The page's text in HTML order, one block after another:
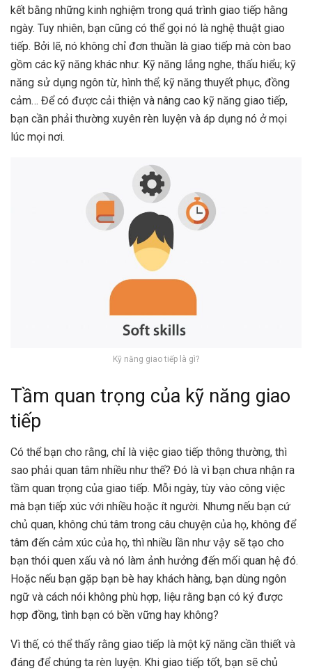
kết bằng những kinh nghiệm trong quá trình giao tiếp hằng
ngày. Tuy nhiên, bạn cũng có thể gọi nó là nghệ thuật giao
tiếp. Bởi lẽ, nó không chỉ đơn thuần là giao tiếp mà còn bao
gồm các kỹ năng khác như: Kỹ năng lắng nghe, thấu hiểu; kỹ
năng sử dụng ngôn từ, hình thể; kỹ năng thuyết phục, đồng
cảm… Để có được cải thiện và nâng cao kỹ năng giao tiếp,
bạn cần phải thường xuyên rèn luyện và áp dụng nó ở mọi
lúc mọi nơi.
Kỹ năng giao tiếp là gì?
Tầm quan trọng của kỹ năng giao
tiếp
Có thể bạn cho rằng, chỉ là việc giao tiếp thông thường, thì
sao phải quan tâm nhiều như thế? Đó là vì bạn chưa nhận ra
tầm quan trọng của giao tiếp. Mỗi ngày, tùy vào công việc
mà bạn tiếp xúc với nhiều hoặc ít người. Nhưng nếu bạn cứ
chủ quan, không chú tâm trong câu chuyện của họ, không để
tâm đến cảm xúc của họ, thì nhiều lần như vậy sẽ tạo cho
bạn thói quen xấu và nó làm ảnh hưởng đến mối quan hệ đó.
Hoặc nếu bạn gặp bạn bè hay khách hàng, bạn dùng ngôn
ngữ và cách nói không phù hợp, liệu rằng bạn có ký được
hợp đồng, tình bạn có bền vững hay không?
Vì thế, có thể thấy rằng giao tiếp là một kỹ năng cần thiết và
đáng để chúng ta rèn luyện. Khi giao tiếp tốt, bạn sẽ chủ